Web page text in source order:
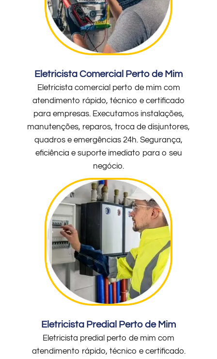
Eletricista Comercial Perto de Mim
Eletricista comercial perto de mim com
atendimento rápido, técnico e certificado
para empresas. Executamos instalações,
manutenções, reparos, troca de disjuntores,
quadros e emergências 24h. Segurança,
eficiência e suporte imediato para o seu
negócio.
Eletricista Predial Perto de Mim
Eletricista predial perto de mim com
atendimento rápido, técnico e certificado.